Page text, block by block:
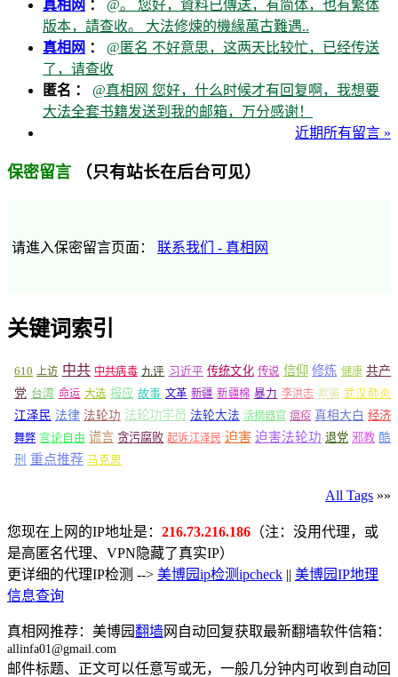
真相网 ： @。 您好，資料已傳送，有简体，也有繁体
版本，請查收。 大法修煉的機緣萬古難遇..
真相网 ： @匿名 不好意思，这两天比较忙，已经传送
了，请查收
匿名 ： @真相网 您好，什么时候才有回复啊，我想要
大法全套书籍发送到我的邮箱，万分感谢！
近期所有留言 »
保密留言 （只有站长在后台可见）
请進入保密留言页面： 联系我们 - 真相网
关键词索引
610 上访 中共 中共病毒 九评 习近平 传统文化 传说 信仰 修炼 健康 共产
党 台湾 命运 大选 报应 故事 文革 新疆 新疆棉 暴力 李洪志 欺骗 武汉肺炎
江泽民 法律 法轮功 法轮功学员 法轮大法 活摘器官 瘟疫 真相大白 经济
舞弊 言论自由 谎言 贪污腐败 起诉江泽民 迫害 迫害法轮功 退党 邪教 酷
刑 重点推荐 马克思
All Tags »»
您现在上网的IP地址是： 216.73.216.186 （注：没用代理，或
是高匿名代理、VPN隐藏了真实IP）
更详细的代理IP检测 --> 美博园ip检测ipcheck || 美博园IP地理
信息查询
真相网推荐：美博园翻墙网自动回复获取最新翻墙软件信箱：
allinfa01@gmail.com
邮件标题、正文可以任意写或无，一般几分钟内可收到自动回